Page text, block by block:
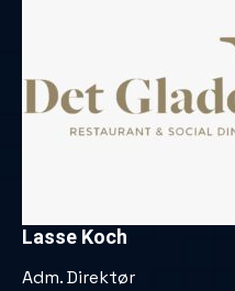
Lasse Koch
Adm. Direktør